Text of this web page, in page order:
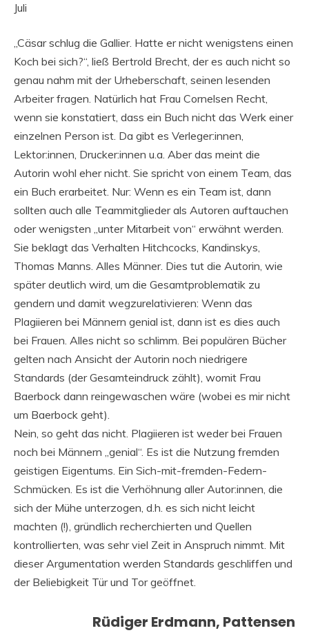
Juli
„Cäsar schlug die Gallier. Hatte er nicht wenigstens einen
Koch bei sich?“, ließ Bertrold Brecht, der es auch nicht so
genau nahm mit der Urheberschaft, seinen lesenden
Arbeiter fragen. Natürlich hat Frau Cornelsen Recht,
wenn sie konstatiert, dass ein Buch nicht das Werk einer
einzelnen Person ist. Da gibt es Verleger:innen,
Lektor:innen, Drucker:innen u.a. Aber das meint die
Autorin wohl eher nicht. Sie spricht von einem Team, das
ein Buch erarbeitet. Nur: Wenn es ein Team ist, dann
sollten auch alle Teammitglieder als Autoren auftauchen
oder wenigsten „unter Mitarbeit von“ erwähnt werden.
Sie beklagt das Verhalten Hitchcocks, Kandinskys,
Thomas Manns. Alles Männer. Dies tut die Autorin, wie
später deutlich wird, um die Gesamtproblematik zu
gendern und damit wegzurelativieren: Wenn das
Plagiieren bei Männern genial ist, dann ist es dies auch
bei Frauen. Alles nicht so schlimm. Bei populären Bücher
gelten nach Ansicht der Autorin noch niedrigere
Standards (der Gesamteindruck zählt), womit Frau
Baerbock dann reingewaschen wäre (wobei es mir nicht
um Baerbock geht).
Nein, so geht das nicht. Plagiieren ist weder bei Frauen
noch bei Männern „genial“. Es ist die Nutzung fremden
geistigen Eigentums. Ein Sich-mit-fremden-Federn-
Schmücken. Es ist die Verhöhnung aller Autor:innen, die
sich der Mühe unterzogen, d.h. es sich nicht leicht
machten (!), gründlich recherchierten und Quellen
kontrollierten, was sehr viel Zeit in Anspruch nimmt. Mit
dieser Argumentation werden Standards geschliffen und
der Beliebigkeit Tür und Tor geöffnet.
Rüdiger Erdmann, Pattensen